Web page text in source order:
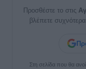
Προσθέστε το στις
βλέπετε
Στη σελίδα που θα